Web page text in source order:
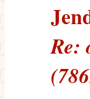
Re: